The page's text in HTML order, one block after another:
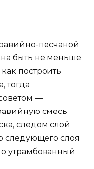
песчаной
быть не меньше
построить
тогда
—
смесь
следом слой
следующего слоя
утрамбованный